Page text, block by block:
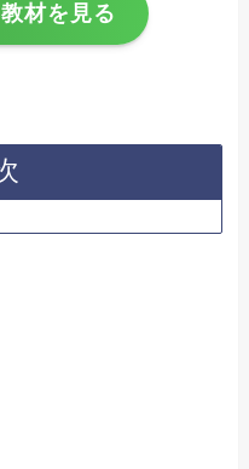
材を見る